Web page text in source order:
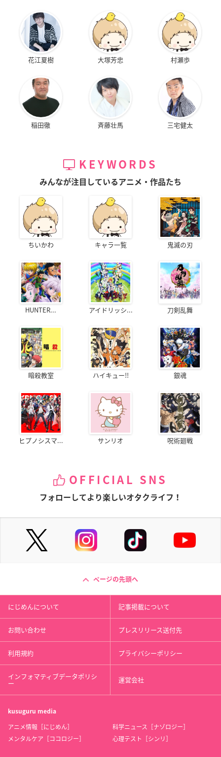
花江夏樹 大塚芳忠 村瀬歩
稲田徹 斉藤壮馬 三宅健太
KEYWORDS
みんなが注目しているアニメ・作品たち
ちいかわ キャラ一覧 鬼滅の刃
HUNTER... アイドリッシ... 刀剣乱舞
暗殺教室 ハイキュー!! 銀魂
ヒプノシスマ... サンリオ 呪術廻戦
OFFICIAL SNS
フォローしてより楽しいオタクライフ！
ページの先頭へ
にじめんについて 記事掲載について
お問い合わせ プレスリリース送付先
利用規約 プライバシーポリシー
インフォマティブデータポリシ
ー 運営会社
kusuguru media
アニメ情報［にじめん］
科学ニュース［ナゾロジー］
メンタルケア［ココロジー］
心理テスト［シンリ］